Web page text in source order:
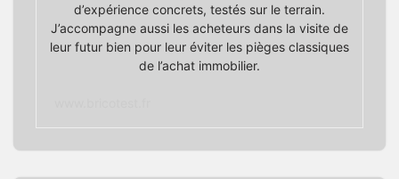
d’expérience concrets, testés sur le terrain.
J’accompagne aussi les acheteurs dans la visite de
leur futur bien pour leur éviter les pièges classiques
de l’achat immobilier.